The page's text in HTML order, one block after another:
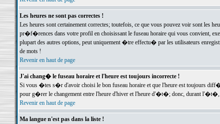
Les heures ne sont pas correctes !
Les heures sont certainement correctes; toutefois, ce que vous pouvez voir sont
pr�f�rences dans votre profil en choisissant le fuseau horaire qui vous convient,
plupart des autres options, peut uniquement �tre effectu� par les utilisateurs
de mots !
Revenir en haut de page
J'ai chang� le fuseau horaire et l'heure est toujours incorrecte !
Si vous �tes s�r d'avoir choisi le bon fuseau horaire et que l'heure est toujours
pour g�rer le changement entre l'heure d'hiver et l'heure d'�t�; donc, durant
Revenir en haut de page
Ma langue n'est pas dans la liste !